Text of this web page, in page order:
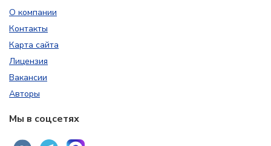
О компании
Контакты
Карта сайта
Лицензия
Вакансии
Авторы
Мы в соцсетях